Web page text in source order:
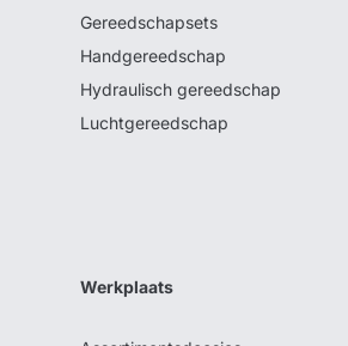
Gereedschapsets
Handgereedschap
Hydraulisch gereedschap
Luchtgereedschap
Werkplaats